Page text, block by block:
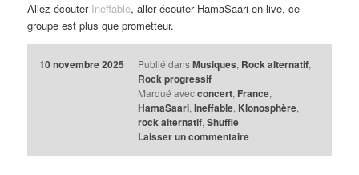
Allez écouter Ineffable, aller écouter HamaSaari en live, ce
groupe est plus que prometteur.
10 novembre 2025 Publié dans Musiques, Rock alternatif,
Rock progressif
Marqué avec concert, France,
HamaSaari, Ineffable, Klonosphère,
rock alternatif, Shuffle
Laisser un commentaire